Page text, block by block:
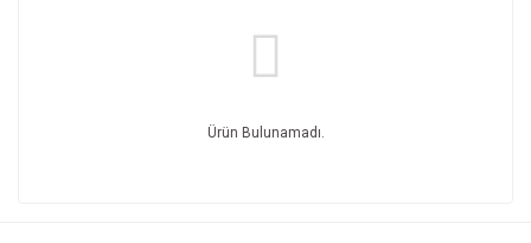
Ürün Bulunamadı.